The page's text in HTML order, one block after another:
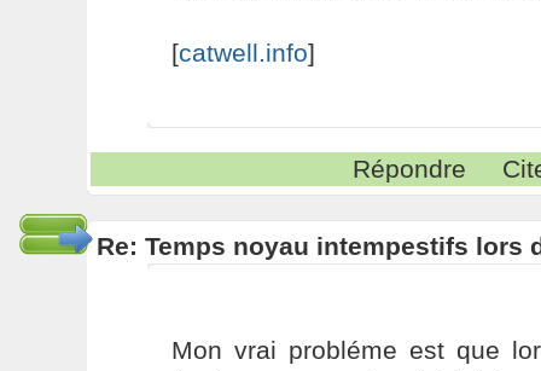
[catwell.info]
Répondre
Re: Temps noyau intempestifs lors
Mon vrai probléme est que